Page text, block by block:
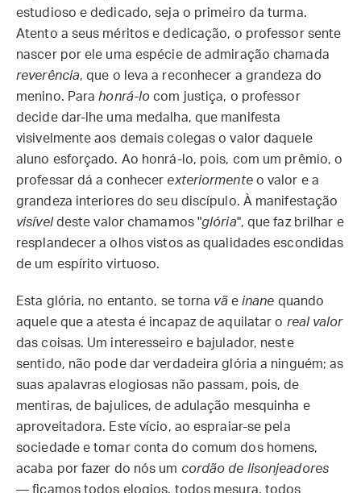
estudioso e dedicado, seja o primeiro da turma.
Atento a seus méritos e dedicação, o professor sente
nascer por ele uma espécie de admiração chamada
reverência, que o leva a reconhecer a grandeza do
menino. Parahonrá-lo com justiça, o professor
decide dar-lhe uma medalha, que manifesta
visivelmente aos demais colegas o valor daquele
aluno esforçado. Ao honrá-lo, pois, com um prêmio, o
professar dá a conhecer exteriormenteo valor e a
grandeza interiores do seu discípulo. À manifestação
visíveldeste valor chamamos "glória", que faz brilhar e
resplandecer a olhos vistos as qualidades escondidas
de um espírito virtuoso.
Esta glória, no entanto, se torna vãe inane quando
aquele que a atesta é incapaz de aquilatar o real valor
das coisas. Um interesseiro e bajulador, neste
sentido, não pode dar verdadeira glória a ninguém; as
suas apalavras elogiosas não passam, pois, de
mentiras, de bajulices, de adulação mesquinha e
aproveitadora. Este vício, ao espraiar-se pela
sociedade e tomar conta do comum dos homens,
acaba por fazer do nós um cordão de lisonjeadores
— ficamos todos elogios, todos mesura, todos